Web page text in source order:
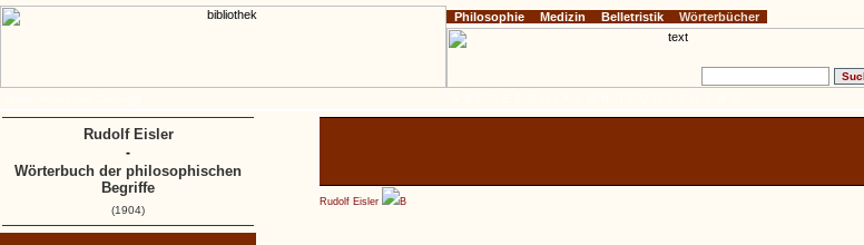
Rudolf Eisler B
Philosophie Medizin Belletristik Wörterbücher
Rudolf Eisler
-
Wörterbuch der philosophischen
Begriffe
(1904)